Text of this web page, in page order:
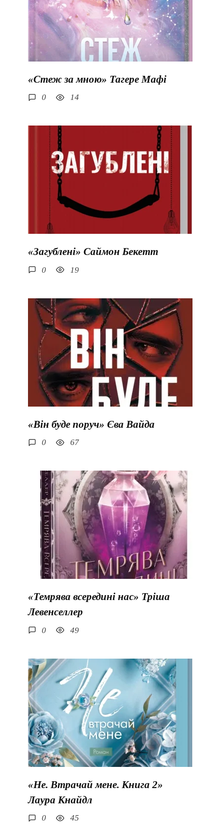
«Стеж за мною» Тагере Мафі
0 14
«Загублені» Саймон Бекетт
0 19
«Він буде поруч» Єва Вайда
0 67
«Темрява всередині нас» Тріша
Левенселлер
0 49
«Не. Втрачай мене. Книга 2»
Лаура Кнайдл
0 45